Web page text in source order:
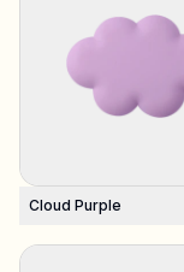
Cloud Purple